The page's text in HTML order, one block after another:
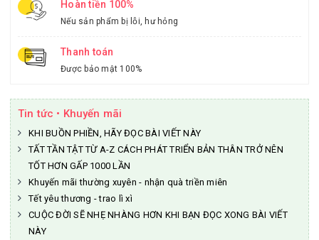
Hoàn tiền 100%
Nếu sản phẩm bị lỗi, hư hỏng
Thanh toán
Được bảo mật 100%
Tin tức • Khuyến mãi
KHI BUỒN PHIỀN, HÃY ĐỌC BÀI VIẾT NÀY
TẤT TẦN TẬT TỪ A-Z CÁCH PHÁT TRIỂN BẢN THÂN TRỞ NÊN
TỐT HƠN GẤP 1000 LẦN
Khuyến mãi thường xuyên - nhận quà triền miên
Tết yêu thương - trao lì xì
CUỘC ĐỜI SẼ NHẸ NHÀNG HƠN KHI BẠN ĐỌC XONG BÀI VIẾT
NÀY